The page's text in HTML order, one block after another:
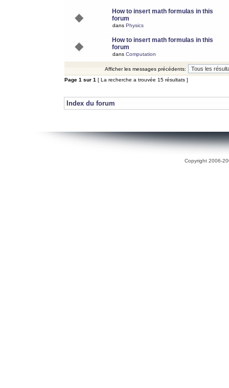
How to insert math formulas in this
forum
dans Physics
How to insert math formulas in this
forum
dans Computation
Afficher les messages précédents:
Page 1 sur 1 [ La recherche a trouvée 15 résultats ]
Index du forum
Copyright 2006-